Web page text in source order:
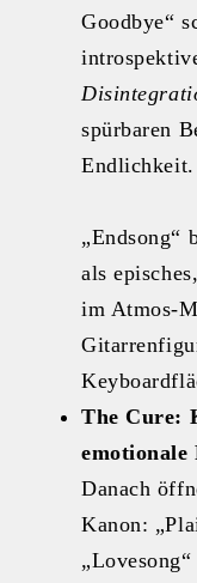
Goodbye“
spürbaren
Endlichkeit.
„Endsong“
als
im
The Cure:
emotionale
Danach
Kanon: